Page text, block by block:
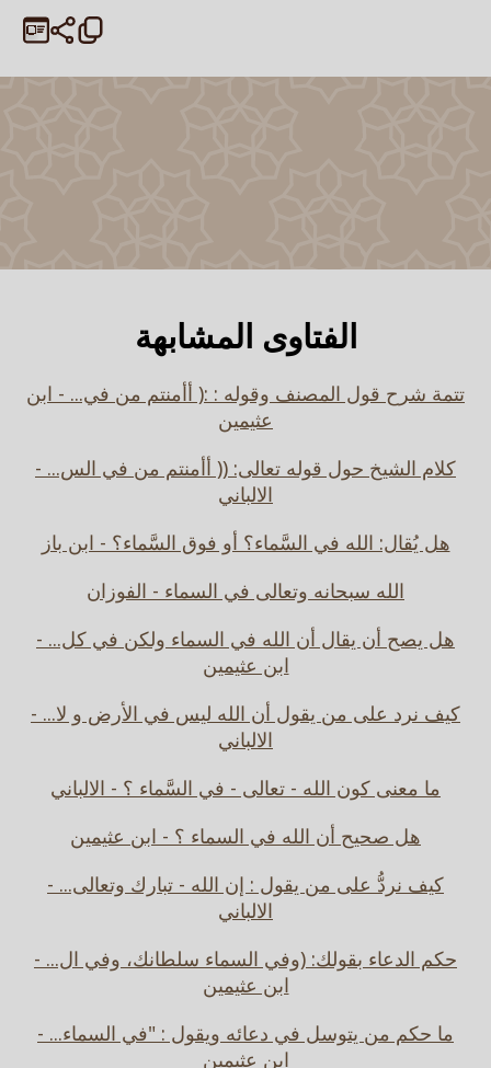
الفتاوى المشابهة
تتمة شرح قول المصنف وقوله : :( أأمنتم من في... - ابن
عثيمين
كلام الشيخ حول قوله تعالى: (( أأمنتم من في الس... -
الالباني
هل يُقال: الله في السَّماء؟ أو فوق السَّماء؟ - ابن باز
الله سبحانه وتعالى في السماء - الفوزان
هل يصح أن يقال أن الله في السماء ولكن في كل... -
ابن عثيمين
كيف نرد على من يقول أن الله ليس في الأرض و لا... -
الالباني
ما معنى كون الله - تعالى - في السَّماء ؟ - الالباني
هل صحيح أن الله في السماء ؟ - ابن عثيمين
كيف نردُّ على من يقول : إن الله - تبارك وتعالى... -
الالباني
حكم الدعاء بقولك: (وفي السماء سلطانك، وفي ال... -
ابن عثيمين
ما حكم من يتوسل في دعائه ويقول : "في السماء... -
ابن عثيمين